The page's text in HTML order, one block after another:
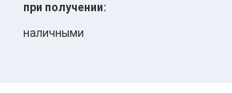
при получении:
наличными